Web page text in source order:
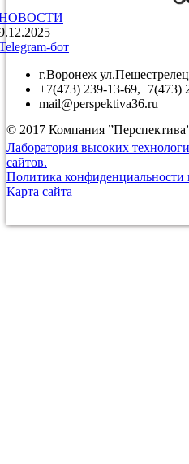
бот
г.Воронеж
+7(473) 239-13-69,+7(473)
mail@perspektiva36.ru
© 2017 Компания
Лаборатория высоких
сайтов.
Политика
Карта сайта